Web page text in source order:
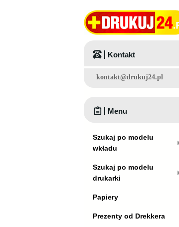
Kontakt
kontakt@drukuj24.pl
Menu
Szukaj po modelu
wkładu
Szukaj po modelu
drukarki
Papiery
Prezenty od Drekkera